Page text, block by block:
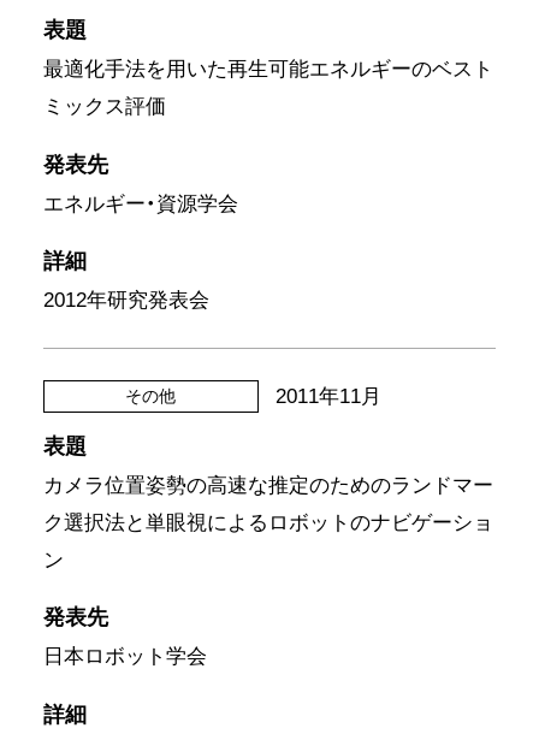
表題
最適化手法を用いた再生可能エネルギーのベスト
ミックス評価
発表先
エネルギー・資源学会
詳細
2012年研究発表会
その他 2011年11月
表題
カメラ位置姿勢の高速な推定のためのランドマー
ク選択法と単眼視によるロボットのナビゲーショ
ン
発表先
日本ロボット学会
詳細